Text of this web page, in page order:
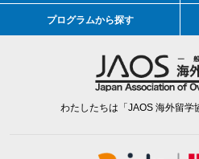
プログラムから探す
わたしたちは「JAOS 海外留学